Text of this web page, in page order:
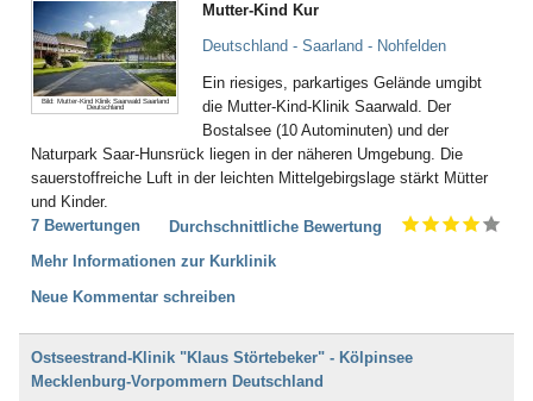
Bild: Mutter-Kind Klinik Saarwald Saarland
Deutschland
Mutter-Kind Kur
Deutschland - Saarland - Nohfelden
Ein riesiges, parkartiges Gelände umgibt
die Mutter-Kind-Klinik Saarwald. Der
Bostalsee (10 Autominuten) und der
Naturpark Saar-Hunsrück liegen in der näheren Umgebung. Die
sauerstoffreiche Luft in der leichten Mittelgebirgslage stärkt Mütter
und Kinder.
7 Bewertungen
Durchschnittliche Bewertung
Mehr Informationen zur Kurklinik
Neue Kommentar schreiben
Ostseestrand-Klinik "Klaus Störtebeker" - Kölpinsee
Mecklenburg-Vorpommern Deutschland